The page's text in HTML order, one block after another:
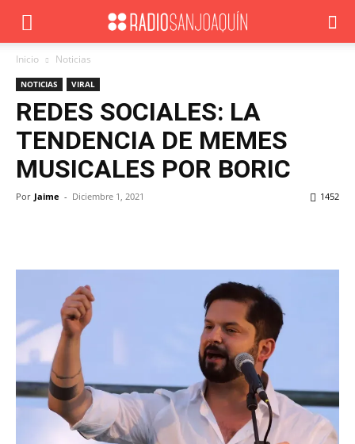
Inicio Noticias
NOTICIAS VIRAL
REDES SOCIALES: LA
TENDENCIA DE MEMES
MUSICALES POR BORIC
Por Jaime - Diciembre 1, 2021 1452